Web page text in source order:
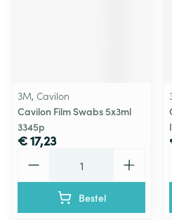
3M, Cavilon
Cavilon Film Swabs 5x3ml
3345p
€ 17,23
Bestel